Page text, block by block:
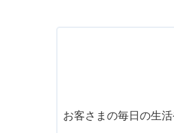
お客さまの毎日の生